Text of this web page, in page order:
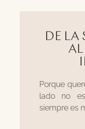
DE LA
Porque
lado no
siempre es